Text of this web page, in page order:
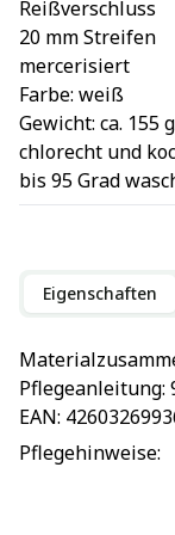
Reißverschluss
20 mm Streifen
mercerisiert
Farbe: weiß
Gewicht: ca. 155
chlorecht und
bis 95 Grad
Eigenschaften
Pflegeanleitung:
EAN:
Pflegehinweise: